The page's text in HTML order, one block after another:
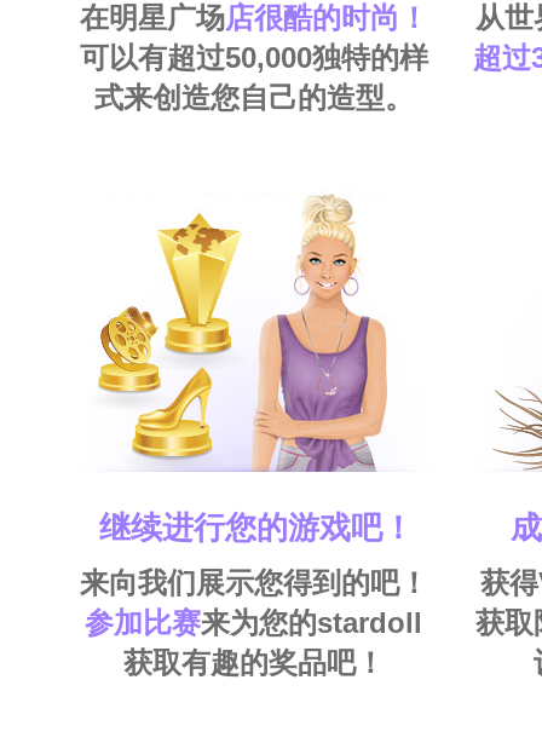
在明星广场店很酷的时尚！
可以有超过50,000独特的样
式来创造您自己的造型。
从世
超过
继续进行您的游戏吧！
来向我们展示您得到的吧！
参加比赛来为您的stardoll
获取有趣的奖品吧！
获
获取